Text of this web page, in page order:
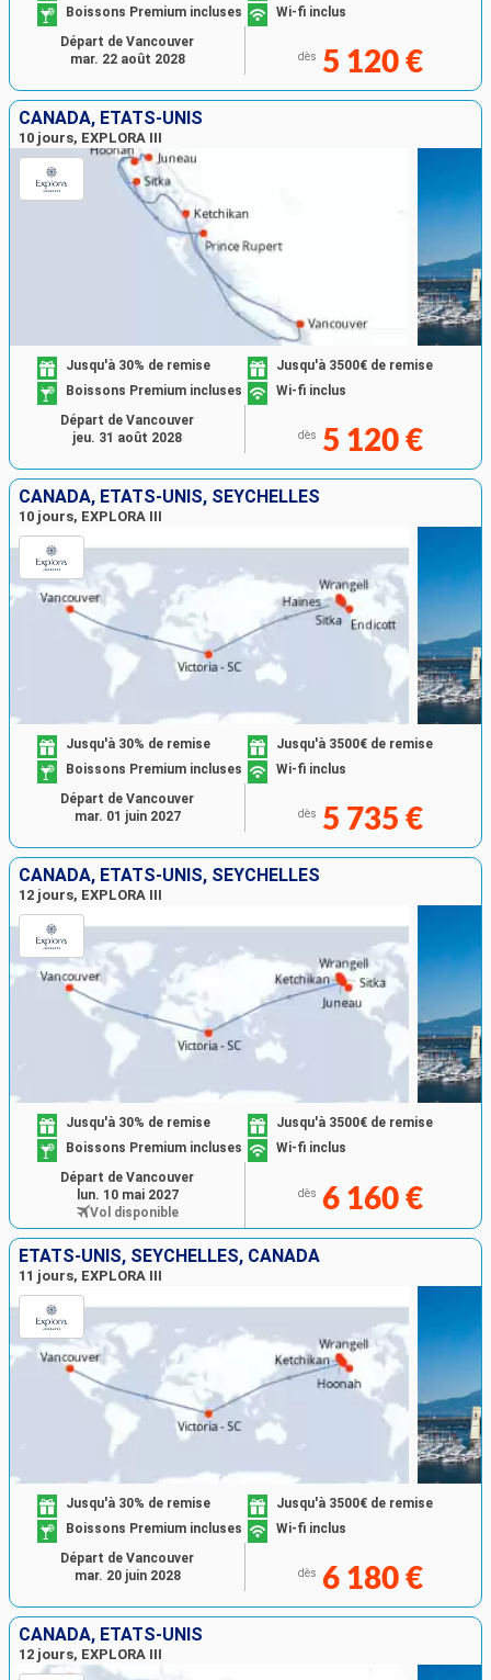
Boissons Premium incluses
Wi-fi inclus
dès 5 120 €
Départ de Vancouver
mar. 22 août 2028
CANADA, ÉTATS-UNIS
10 jours, EXPLORA III
Jusqu'à 30% de remise
Jusqu'à 3500€ de remise
Boissons Premium incluses
Wi-fi inclus
dès 5 120 €
Départ de Vancouver
jeu. 31 août 2028
CANADA, ÉTATS-UNIS, SEYCHELLES
10 jours, EXPLORA III
Jusqu'à 30% de remise
Jusqu'à 3500€ de remise
Boissons Premium incluses
Wi-fi inclus
dès 5 735 €
Départ de Vancouver
mar. 01 juin 2027
CANADA, ÉTATS-UNIS, SEYCHELLES
12 jours, EXPLORA III
Jusqu'à 30% de remise
Jusqu'à 3500€ de remise
Boissons Premium incluses
Wi-fi inclus
dès 6 160 €
Départ de Vancouver
lun. 10 mai 2027
Vol disponible
ÉTATS-UNIS, SEYCHELLES, CANADA
11 jours, EXPLORA III
Jusqu'à 30% de remise
Jusqu'à 3500€ de remise
Boissons Premium incluses
Wi-fi inclus
dès 6 180 €
Départ de Vancouver
mar. 20 juin 2028
CANADA, ÉTATS-UNIS
12 jours, EXPLORA III